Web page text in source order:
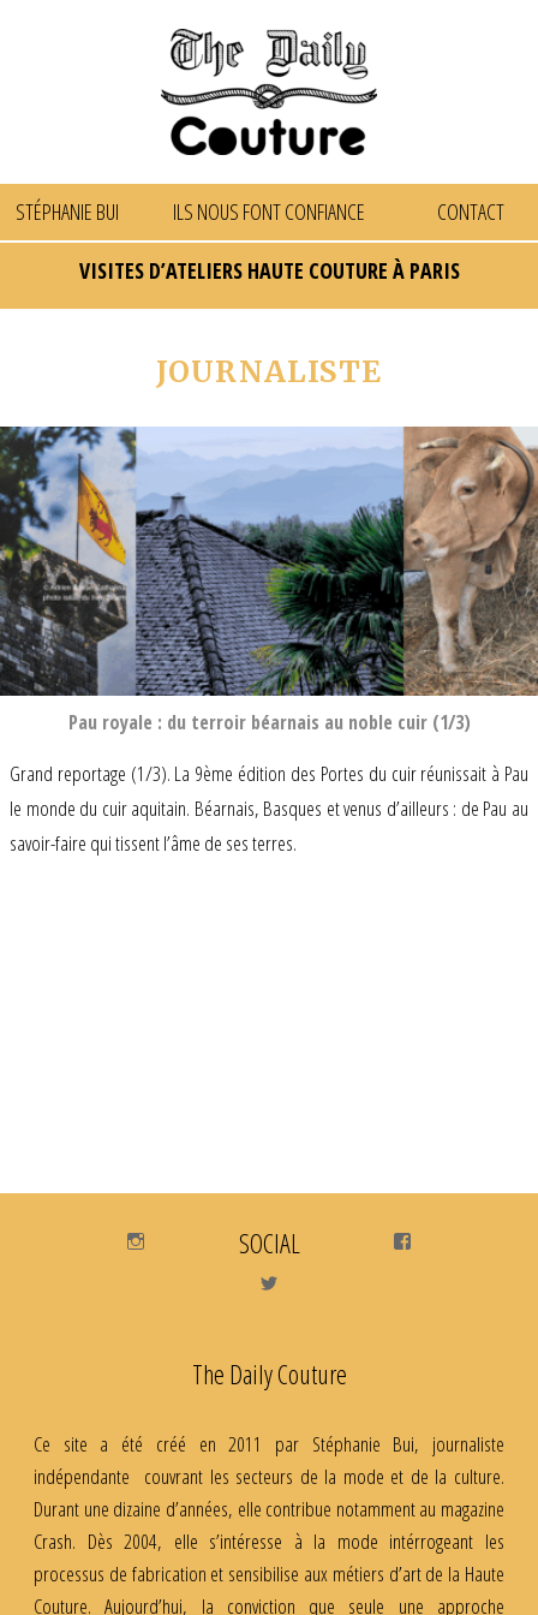
STÉPHANIE BUI ILS NOUS FONT CONFIANCE CONTACT
VISITES D’ATELIERS HAUTE COUTURE À PARIS
JOURNALISTE
Pau royale : du terroir béarnais au noble cuir (1/3)
Grand reportage (1/3). La 9ème édition des Portes du cuir réunissait à Pau
le monde du cuir aquitain. Béarnais, Basques et venus d’ailleurs : de Pau au
savoir-faire qui tissent l’âme de ses terres.
SOCIAL
The Daily Couture
Ce site a été créé en 2011 par Stéphanie Bui, journaliste
indépendante couvrant les secteurs de la mode et de la culture.
Durant une dizaine d’années, elle contribue notamment au magazine
Crash. Dès 2004, elle s’intéresse à la mode intérrogeant les
processus de fabrication et sensibilise aux métiers d’art de la Haute
Couture. Aujourd’hui, la conviction que seule une approche